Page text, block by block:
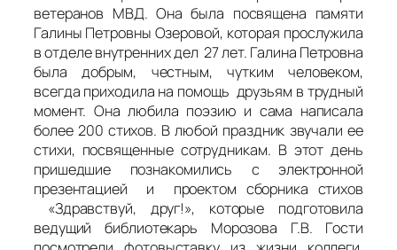
ветеранов МВД. Она была посвящена памяти
Галины Петровны Озеровой, которая прослужила
в отделе внутренних дел 27 лет. Галина Петровна
была добрым, честным, чутким человеком,
всегда приходила на помощь друзьям в трудный
момент. Она любила поэзию и сама написала
более 200 стихов. В любой праздник звучали ее
стихи, посвященные сотрудникам. В этот день
пришедшие познакомились с электронной
презентацией и проектом сборника стихов
«Здравствуй, друг!», которые подготовила
ведущий библиотекарь Морозова Г.В. Гости